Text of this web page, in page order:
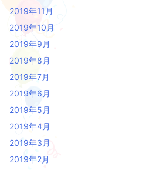
2019年11月
2019年10月
2019年9月
2019年8月
2019年7月
2019年6月
2019年5月
2019年4月
2019年3月
2019年2月